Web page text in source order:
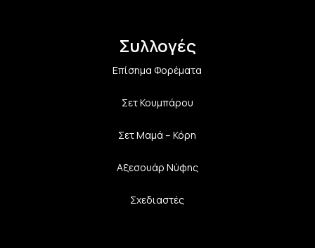
Συλλογές
Επίσημα Φορέματα
Σετ Κουμπάρου
Σετ Μαμά – Κόρη
Αξεσουάρ Νύφης
Σχεδιαστές